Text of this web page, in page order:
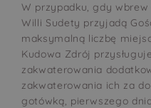
W przypadku, gdy
Willi Sudety przyjadą
maksymalną liczbę
Kudowa Zdrój
zakwaterowania
zakwaterowania ich za
gotówką, pierwszego